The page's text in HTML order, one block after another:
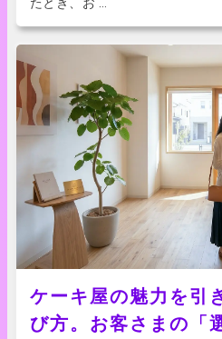
ケーキ屋の魅力を引
び方。お客さまの「